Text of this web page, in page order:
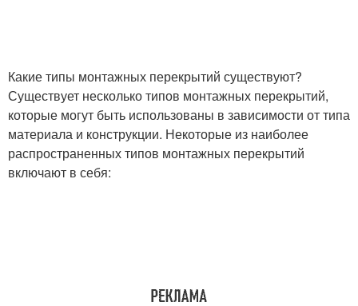
Какие типы монтажных перекрытий существуют?
Существует несколько типов монтажных перекрытий,
которые могут быть использованы в зависимости от типа
материала и конструкции. Некоторые из наиболее
распространенных типов монтажных перекрытий
включают в себя: